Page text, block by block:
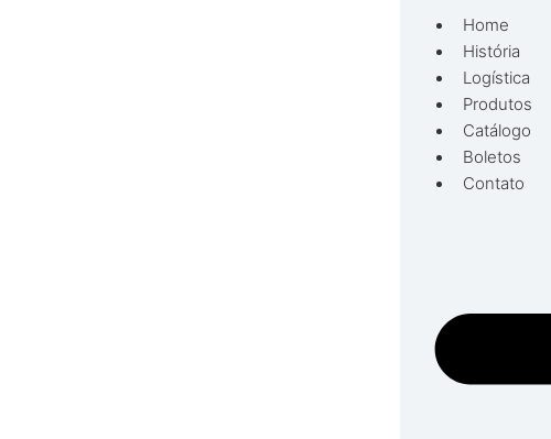
Home
História
Logística
Produtos
Catálogo
Boletos
Contato